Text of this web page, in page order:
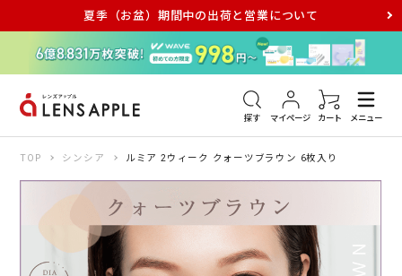
夏季（お盆）期間中の出荷と営業について
探す マイページ カート メニュー
アキュビュー メダリスト メガネ
TOP シンシア ルミア 2ウィーク クォーツブラウン 6枚入り